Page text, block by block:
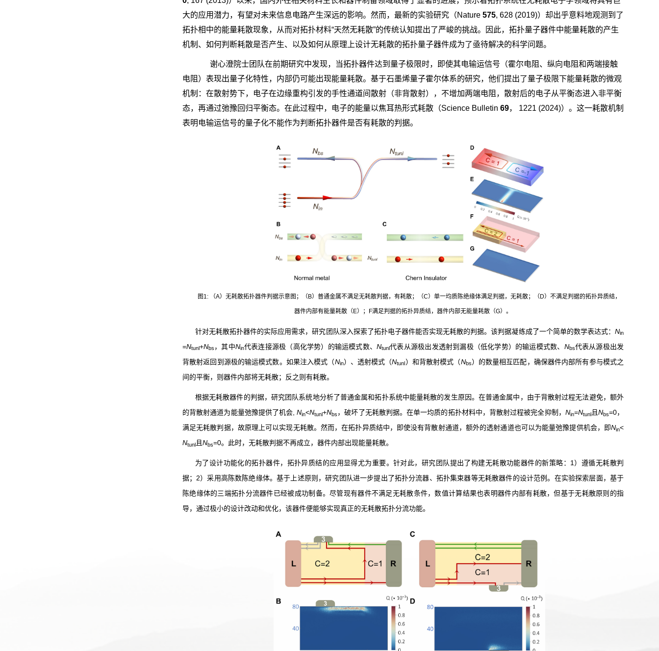
大的应用潜力，有望对未来信息电路产生深远的影响。然而，最新的实验研究（Nature 575, 628 (2019)）却出乎意料地观测到了
拓扑相中的能量耗散现象，从而对拓扑材料“天然无耗散”的传统认知提出了严峻的挑战。因此，拓扑量子器件中能量耗散的产生
机制、如何判断耗散是否产生、以及如何从原理上设计无耗散的拓扑量子器件成为了亟待解决的科学问题。
谢心澄院士团队在前期研究中发现，当拓扑器件达到量子极限时，即使其电输运信号（霍尔电阻、纵向电阻和两端接触
电阻）表现出量子化特性，内部仍可能出现能量耗散。基于石墨烯量子霍尔体系的研究，他们提出了量子极限下能量耗散的微观
机制：在散射势下，电子在边缘重构引发的手性通道间散射（非背散射），不增加两端电阻，散射后的电子从平衡态进入非平衡
态，再通过弛豫回归平衡态。在此过程中，电子的能量以焦耳热形式耗散（Science Bulletin 69， 1221 (2024)）。这一耗散机制
表明电输运信号的量子化不能作为判断拓扑器件是否有耗散的判据。
图1: （A）无耗散拓扑器件判据示意图；（B）普通金属不满足无耗散判据，有耗散；（C）单一均质陈绝缘体满足判据，无耗散；（D）不满足判据的拓扑异质结，
器件内部有能量耗散（E）；F满足判据的拓扑异质结，器件内部无能量耗散（G）。
针对无耗散拓扑器件的实际应用需求，研究团队深入探索了拓扑电子器件能否实现无耗散的判据。该判据凝练成了一个简单的数学表达式： Nin
=Ntunl+Nbs ，其中Nin代表连接源极（高化学势）的输运模式数、Ntunl代表从源极出发透射到漏极（低化学势）的输运模式数、 Nbs代表从源极出发
背散射返回到源极的输运模式数。如果注入模式（Nin）、透射模式（Ntunl）和背散射模式（Nbs）的数量相互匹配，确保器件内部所有参与模式之
间的平衡，则器件内部将无耗散；反之则有耗散。
根据无耗散器件的判据，研究团队系统地分析了普通金属和拓扑系统中能量耗散的发生原因。在普通金属中，由于背散射过程无法避免，额外
的背散射通道为能量弛豫提供了机会 ,Nin<Ntunl+Nbs ，破坏了无耗散判据。在单一均质的拓扑材料中，背散射过程被完全抑制， Nin=Ntunl且Nbs=0，
满足无耗散判据，故原理上可以实现无耗散。然而，在拓扑异质结中，即使没有背散射通道，额外的透射通道也可以为能量弛豫提供机会，即Nin<
Ntunl 且Nbs=0。此时，无耗散判据不再成立，器件内部出现能量耗散。
为了设计功能化的拓扑器件，拓扑异质结的应用显得尤为重要。针对此，研究团队提出了构建无耗散功能器件的新策略： 1）遵循无耗散判
据；2）采用高陈数陈绝缘体。基于上述原则，研究团队进一步提出了拓扑分流器、拓扑集束器等无耗散器件的设计范例。在实验探索层面，基于
陈绝缘体的三端拓扑分流器件已经被成功制备。尽管现有器件不满足无耗散条件，数值计算结果也表明器件内部有耗散，但基于无耗散原则的指
导，通过极小的设计改动和优化，该器件便能够实现真正的无耗散拓扑分流功能。